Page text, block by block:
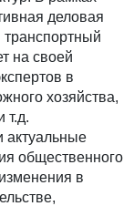
деловая
на своей
в
хозяйства,
т.д.
общественного
в